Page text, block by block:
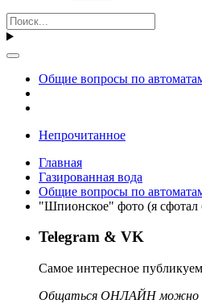
Общие вопросы по
Непрочитанное
Главная
Газированная вода
Общие вопросы по
"Шпионское" фото (я сфотал
Telegram & VK
Самое интересное
Общаться ОНЛАЙН можно